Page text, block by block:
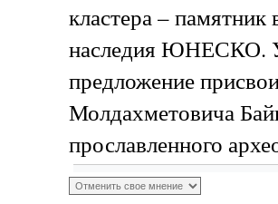
кластера – памятник
наследия ЮНЕСКО.
предложение
Молдахметовича
прославленного